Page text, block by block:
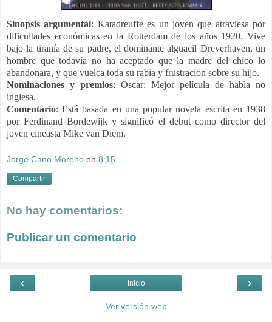
Sinopsis argumental: Katadreuffe es un joven que atraviesa por
dificultades económicas en la Rotterdam de los años 1920. Vive
bajo la tiranía de su padre, el dominante alguacil Dreverhaven, un
hombre que todavía no ha aceptado que la madre del chico lo
abandonara, y que vuelca toda su rabia y frustración sobre su hijo.
Nominaciones y premios: Oscar: Mejor película de habla no
inglesa.
Comentario:Está basada en una popular novela escrita en 1938
por Ferdinand Bordewijk y significó el debut como director del
joven cineasta Mike van Diem.
Jorge Cano Moreno en 8:15
Compartir
No hay comentarios:
Publicar un comentario
‹ ›
Inicio
Ver versión web